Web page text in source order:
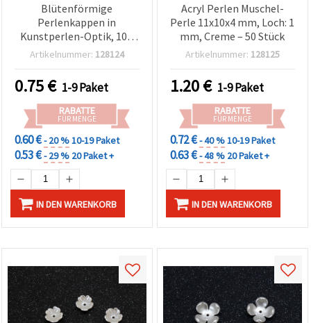
Blütenförmige
Perlenkappen in
Kunstperlen-Optik, 10 x
3,5 mm, Loch: 1 mm,
Artikelnummer: 128124
0.75€ 1-9 Paket
RABATTE
FÜR MENGE
0.60 €- 20 %10-19 Paket
0.53 €- 29 % 20 Paket +
IN DEN WARENKORB
Acryl Perlen Muschel-
Perle 11x10x4 mm, Loch: 1
mm, Creme – 50 Stück
Artikelnummer: 128125
1.20€ 1-9 Paket
RABATTE
FÜR MENGE
0.72 €- 40 %10-19 Paket
0.63 €- 48 % 20 Paket +
IN DEN WARENKORB